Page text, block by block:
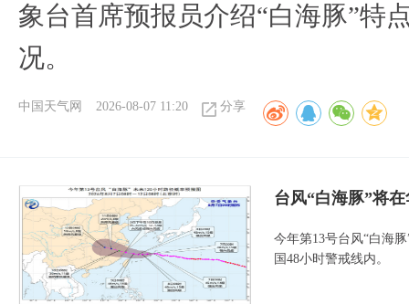
象台首席预报员介绍“白海豚”特
况。
中国天气网 2026-08-07 11:20 分享
台风“白海豚”将
今年第13号台风“白海
国48小时警戒线内。